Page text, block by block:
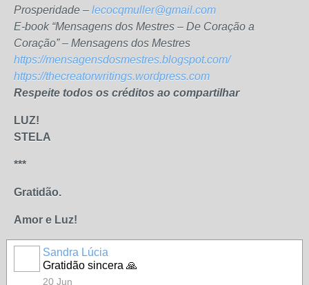
Prosperidade – lecocqmuller@gmail.com
E-book “Mensagens dos Mestres – De Coração a
Coração” – Mensagens dos Mestres
https://mensagensdosmestres.blogspot.com/
https://thecreatorwritings.wordpress.com
Respeite todos os créditos ao compartilhar
LUZ!
STELA
***
Gratidão.
Amor e Luz!
Sandra Lúcia
Gratidão sincera 🙏
20 Jun